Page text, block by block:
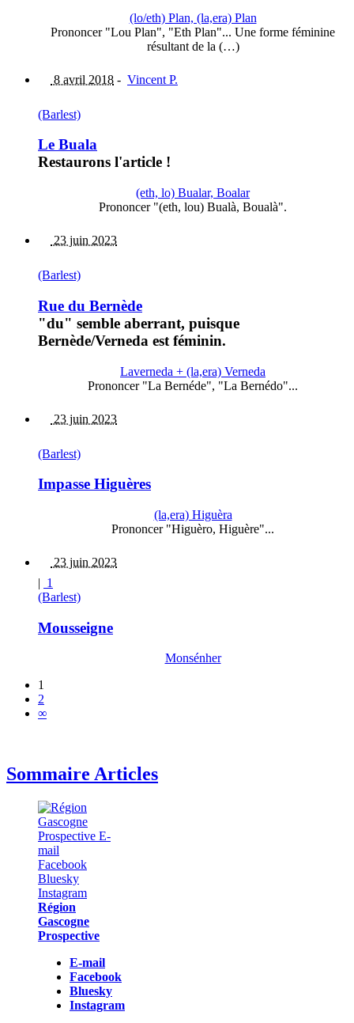
(lo/eth) Plan, (la,era) Plan
Prononcer "Lou Plan", "Eth Plan"... Une forme féminine
résultant de la (…)
8 avril 2018 - Vincent P.
(Barlest)
Le Buala
Restaurons l'article !
(eth, lo) Bualar, Boalar
Prononcer "(eth, lou) Bualà, Boualà".
23 juin 2023
(Barlest)
Rue du Bernède
"du" semble aberrant, puisque
Bernède/Verneda est féminin.
Laverneda + (la,era) Verneda
Prononcer "La Bernéde", "La Bernédo"...
23 juin 2023
(Barlest)
Impasse Higuères
(la,era) Higuèra
Prononcer "Higuèro, Higuère"...
23 juin 2023
| 1
(Barlest)
Mousseigne
Monsénher
1
2
∞
Sommaire Articles
Région
Gascogne
Prospective
E-mail
Facebook
Bluesky
Instagram